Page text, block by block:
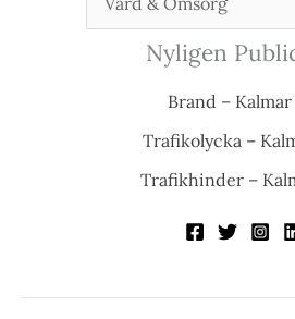
Nyligen
Brand – Kalmar
Trafikolycka –
Trafikhinder –